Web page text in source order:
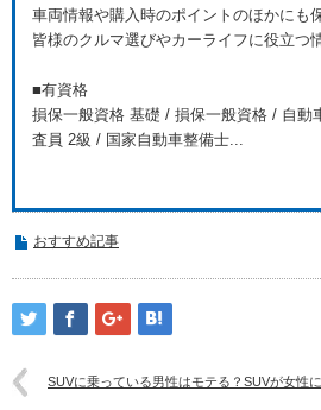
車両情報や購入時のポイントのほかにも
皆様のクルマ選びやカーライフに役立つ
■有資格
損保一般資格 基礎 / 損保一般資格 / 自動
査員 2級 / 国家自動車整備士...
おすすめ記事
SUVに乗っている男性はモテる？SUVが女性